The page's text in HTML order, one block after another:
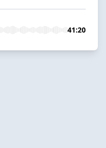
41:20